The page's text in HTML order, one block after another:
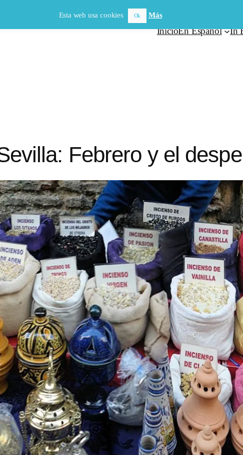
InicioEn Español In
Febrero y el
Esta web usa cookies Ok Más